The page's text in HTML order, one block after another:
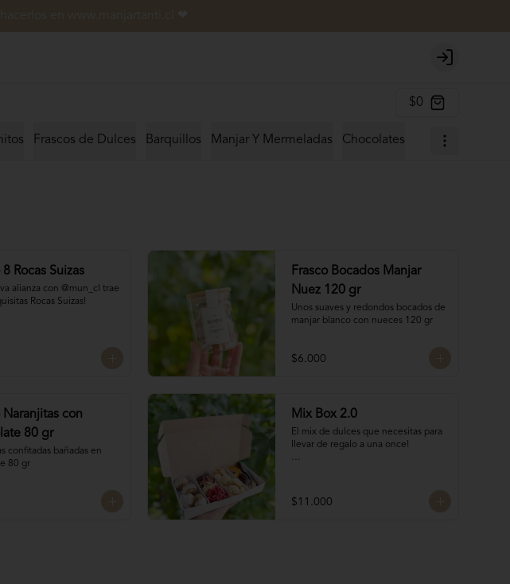
Login
$0
Frascos de Dulces Barquillos Manjar Y Mermeladas Chocolates
8 Rocas Suizas
alianza con @mun_cl trae
Rocas Suizas!
de leche
Blanco
de Frambuesa
Frasco Bocados Manjar
Nuez 120 gr
Unos suaves y redondos bocados de
manjar blanco con nueces 120 gr
$6.000
Naranjitas con
80 gr
confitadas bañadas en
80 gr
Mix Box 2.0
El mix de dulces que necesitas para
llevar de regalo a una once!
4 Rocas Suizas by @mun_cl: Mix de
frutos secos bañados en chocolate
$11.000